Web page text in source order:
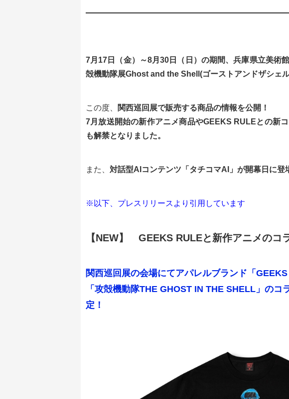
7月17日（金）～8月30日（日）の期間、兵庫県立美術
殻機動隊展Ghost and the Shell(ゴーストアンドザシェ
この度、
関西巡回展で販売する商品の情報を公開！
7月放送開始の新作アニメ商品やGEEKS RULEとの新
も解禁となりました。
また、 対話型AIコンテンツ「タチコマAI」が開幕日に登
※以下、プレスリリースより引用しています
【NEW】 GEEKS RULEと新作アニメのコ
関西巡回展の会場にてアパレルブランド「
「攻殻機動隊THE GHOST IN THE SHELL」のコ
定！